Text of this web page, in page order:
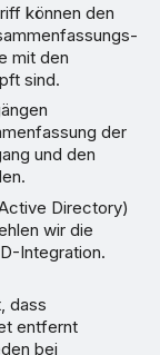
können den
mit den
sind.
der
und den
Directory)
wir die
Integration.
dass
entfernt
bei